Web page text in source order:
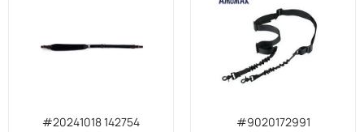
#20241018 142754
#9020172991